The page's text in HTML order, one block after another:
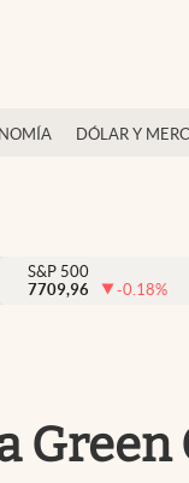
DÓLAR Y
S&P 500
7709,96
-0.18%